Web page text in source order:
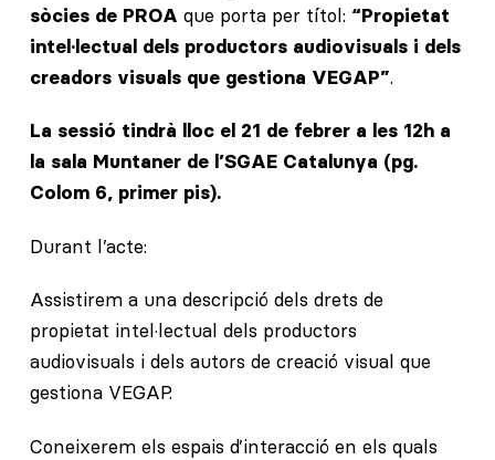
sòcies de PROA que porta per títol: “Propietat
intel·lectual dels productors audiovisuals i dels
creadors visuals que gestiona VEGAP”.
La sessió tindrà lloc el 21 de febrer a les 12h a
la sala Muntaner de l’SGAE Catalunya (pg.
Colom 6, primer pis).
Durant l’acte:
Assistirem a una descripció dels drets de
propietat intel·lectual dels productors
audiovisuals i dels autors de creació visual que
gestiona VEGAP.
Coneixerem els espais d’interacció en els quals